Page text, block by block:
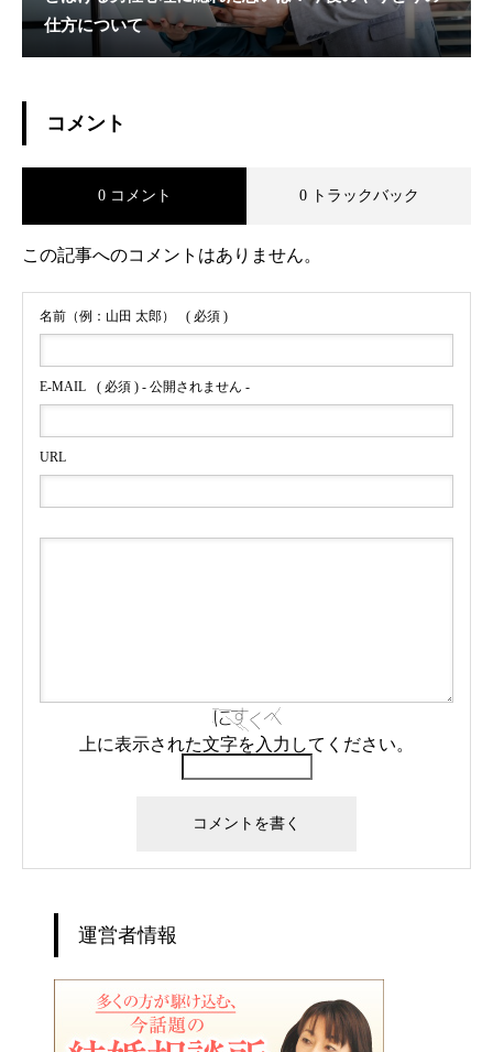
仕方について
コメント
0 コメント 0 トラックバック
この記事へのコメントはありません。
名前（例：山田 太郎） ( 必須 )
E-MAIL ( 必須 ) - 公開されません -
URL
上に表示された文字を入力してください。
運営者情報